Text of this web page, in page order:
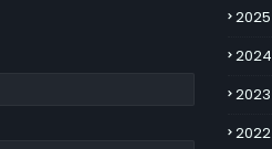
2025
2024
2023
2022